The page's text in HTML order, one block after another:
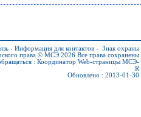
- Информация для контактов - Знак охраны
права © МСЭ 2026 Все права сохранены
: Координатор Web-страницы МСЭ-
R
Обновлено : 2013-01-30